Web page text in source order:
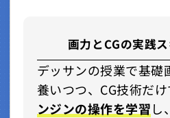
画力とCGの実践
デッサンの授業で基礎
養いつつ、CG技術だけ
ンジンの操作を学習し